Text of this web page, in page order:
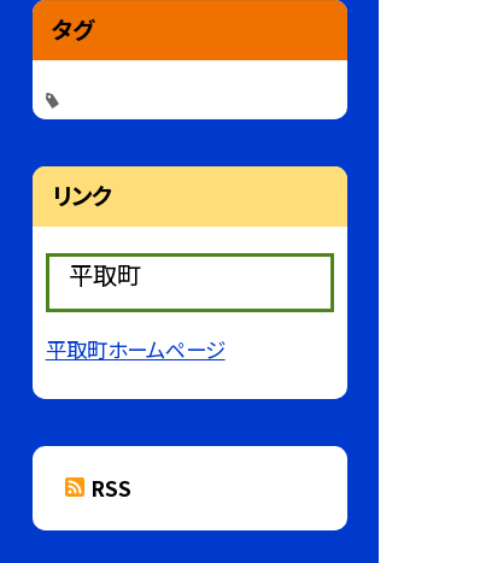
タグ
リンク
平取町
平取町ホームページ
RSS